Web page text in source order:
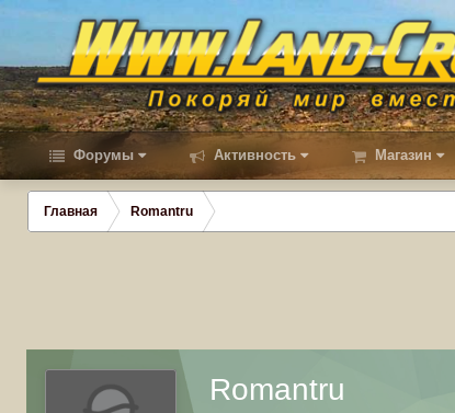
Форумы Активность Магазин
Главная Romantru
Romantru